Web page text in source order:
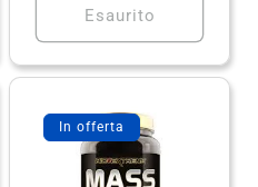
Esaurito
In offerta